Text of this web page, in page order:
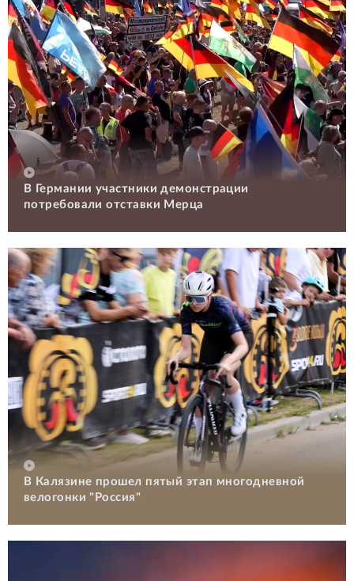
В Германии участники демонстрации
потребовали отставки Мерца
В Калязине прошел пятый этап многодневной
велогонки "Россия"